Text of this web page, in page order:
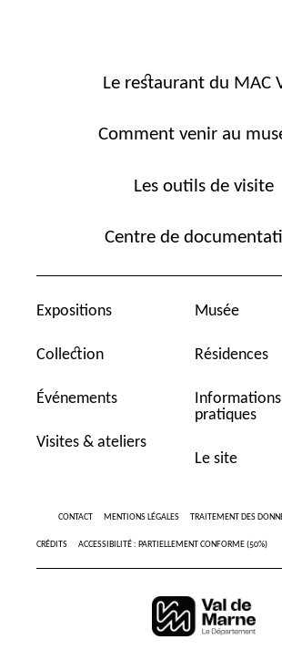
Le restaurant du MAC
Comment venir au
Les outils de visite
Centre de
Expositions
Collection
Événements
Visites & ateliers
Musée
Résidences
Informations
pratiques
Le site
CONTACT MENTIONS LÉGALES TRAITEMENT DES
CRÉDITS ACCESSIBILITÉ : PARTIELLEMENT CONFORME (50%)